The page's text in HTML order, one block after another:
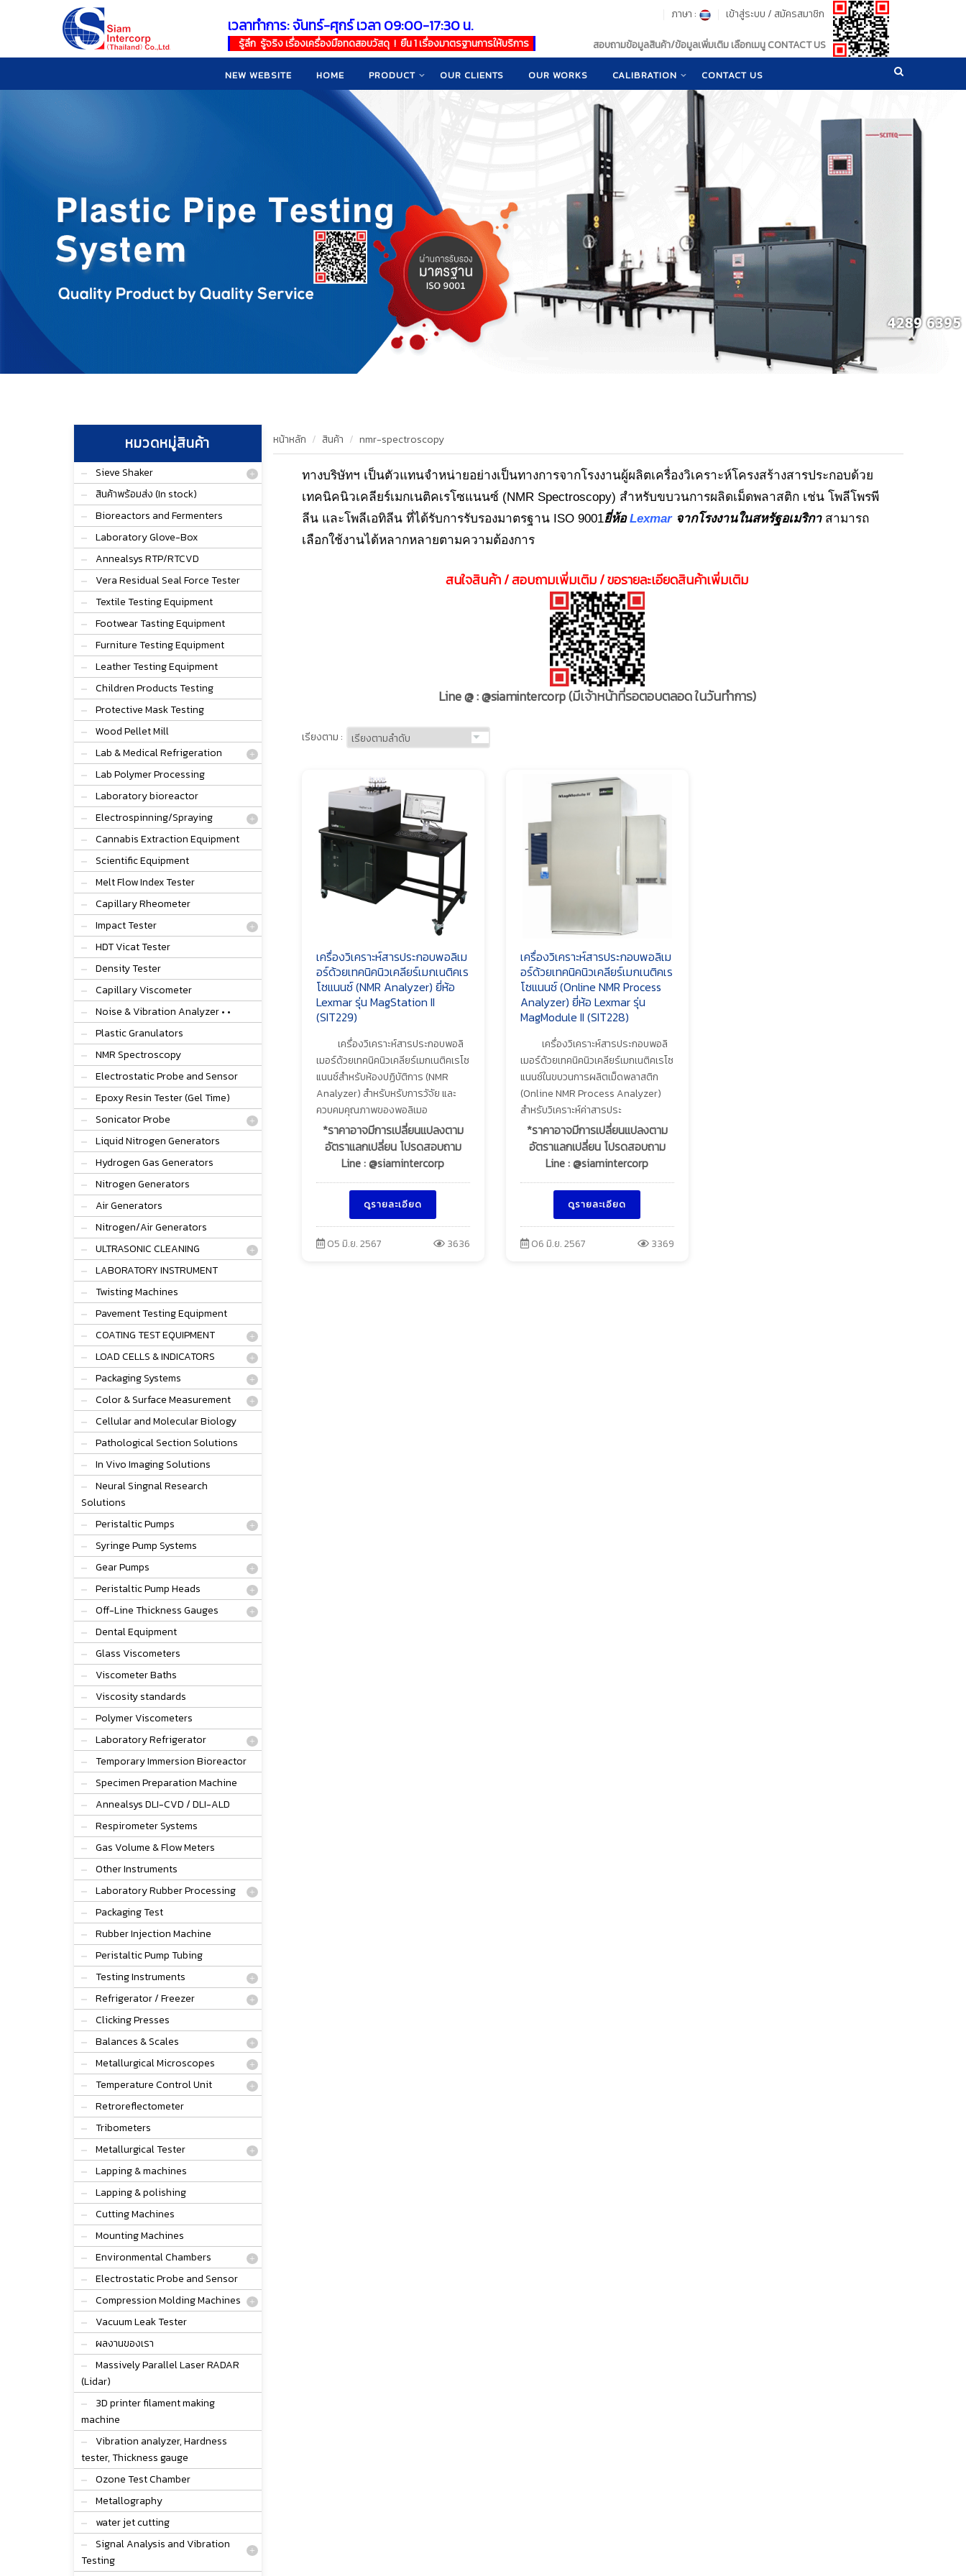
เวลาทำการ: จันทร์-ศุกร์ เวลา 09:00-17:30 น.
รู้ลึก รู้จริง เรื่องเครื่องมือทดสอบวัสดุ ! ยืน 1 เรื่องมาตรฐานการให้บริการ
เข้าสู่ระบบ / สมัครสมาชิก
ภาษา :
สอบถามข้อมูลสินค้า/ข้อมูลเพิ่มเติม เลือกเมนู CONTACT US
NEW WEBSITE HOME PRODUCT OUR CLIENTS OUR WORKS CALIBRATION CONTACT US
หมวดหมู่สินค้า
Sieve Shaker
สินค้าพร้อมส่ง (In stock)
Bioreactors and Fermenters
Laboratory Glove-Box
Annealsys RTP/RTCVD
Vera Residual Seal Force Tester
Textile Testing Equipment
Footwear Tasting Equipment
Furniture Testing Equipment
Leather Testing Equipment
Children Products Testing
Protective Mask Testing
Wood Pellet Mill
Lab & Medical Refrigeration
Lab Polymer Processing
Laboratory bioreactor
Electrospinning/Spraying
Cannabis Extraction Equipment
Scientific Equipment
Melt Flow Index Tester
Capillary Rheometer
Impact Tester
HDT Vicat Tester
Density Tester
Capillary Viscometer
Noise & Vibration Analyzer • •
Plastic Granulators
NMR Spectroscopy
Electrostatic Probe and Sensor
Epoxy Resin Tester (Gel Time)
Sonicator Probe
Liquid Nitrogen Generators
Hydrogen Gas Generators
Nitrogen Generators
Air Generators
Nitrogen/Air Generators
ULTRASONIC CLEANING
LABORATORY INSTRUMENT
Twisting Machines
Pavement Testing Equipment
COATING TEST EQUIPMENT
LOAD CELLS & INDICATORS
Packaging Systems
Color & Surface Measurement
Cellular and Molecular Biology
Pathological Section Solutions
In Vivo Imaging Solutions
Neural Singnal Research
Solutions
Peristaltic Pumps
Syringe Pump Systems
Gear Pumps
Peristaltic Pump Heads
Off-Line Thickness Gauges
Dental Equipment
Glass Viscometers
Viscometer Baths
Viscosity standards
Polymer Viscometers
Laboratory Refrigerator
Temporary Immersion Bioreactor
Specimen Preparation Machine
Annealsys DLI-CVD / DLI-ALD
Respirometer Systems
Gas Volume & Flow Meters
Other Instruments
Laboratory Rubber Processing
Packaging Test
Rubber Injection Machine
Peristaltic Pump Tubing
Testing Instruments
Refrigerator / Freezer
Clicking Presses
Balances & Scales
Metallurgical Microscopes
Temperature Control Unit
Retroreflectometer
Tribometers
Metallurgical Tester
Lapping & machines
Lapping & polishing
Cutting Machines
Mounting Machines
Environmental Chambers
Electrostatic Probe and Sensor
Compression Molding Machines
Vacuum Leak Tester
ผลงานของเรา
Massively Parallel Laser RADAR
(Lidar)
3D printer filament making
machine
Vibration analyzer, Hardness
tester, Thickness gauge
Ozone Test Chamber
Metallography
water jet cutting
Signal Analysis and Vibration
Testing
หน้าหลัก สินค้า nmr-spectroscopy
ทางบริษัทฯ เป็นตัวแทนจำหน่ายอย่างเป็นทางการจากโรงงานผู้ผลิตเครื่องวิเคราะห์โครงสร้างสารประกอบด้วย
เทคนิคนิวเคลียร์เมกเนติคเรโซแนนซ์ (NMR Spectroscopy) สำหรับขบวนการผลิดเม็ดพลาสติก เช่น โพลีโพรพี
ลีน และโพลีเอทิลีน ที่ได้รับการรับรองมาตรฐาน ISO 9001ยี่ห้อLexmarจากโรงงานในสหรัฐอเมริกาสามารถ
เลือกใช้งานได้หลากหลายตามความต้องการ
สนใจสินค้า / สอบถามเพิ่มเติม / ขอรายละเอียดสินค้าเพิ่มเติม
Line @ : @siamintercorp(มีเจ้าหน้าที่รอตอบตลอด ในวันทำการ)
เรียงตาม :
เครื่องวิเคราะห์สารประกอบพอลิเม
อร์ด้วยเทคนิคนิวเคลียร์เมกเนติคเร
โซแนนซ์ (NMR Analyzer) ยี่ห้อ
Lexmar รุ่น MagStation II
(SIT229)
เครื่องวิเคราะห์สารประกอบพอลิ
เมอร์ด้วยเทคนิคนิวเคลียร์เมกเนติคเรโซ
แนนซ์สำหรับห้องปฏิบัติการ (NMR
Analyzer) สำหรับหรับการวัจัย และ
ควบคมคุณภาพของพอลิเมอ
*ราคาอาจมีการเปลี่ยนแปลงตาม
อัตราแลกเปลี่ยน โปรดสอบถาม
Line : @siamintercorp
ดูรายละเอียด
05 มิ.ย. 2567 3636
เครื่องวิเคราะห์สารประกอบพอลิเม
อร์ด้วยเทคนิคนิวเคลียร์เมกเนติคเร
โซแนนซ์ (Online NMR Process
Analyzer) ยี่ห้อ Lexmar รุ่น
MagModule II (SIT228)
เครื่องวิเคราะห์สารประกอบพอลิ
เมอร์ด้วยเทคนิคนิวเคลียร์เมกเนติคเรโซ
แนนซ์ในขบวนการผลิตเม็ดพลาสติก
(Online NMR Process Analyzer)
สำหรับวิเคราะห์ค่าสารประ
*ราคาอาจมีการเปลี่ยนแปลงตาม
อัตราแลกเปลี่ยน โปรดสอบถาม
Line : @siamintercorp
ดูรายละเอียด
06 มิ.ย. 2567 3369